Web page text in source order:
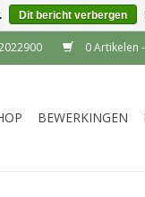
0 Artikelen
BEWERKINGEN
Dit bericht verbergen